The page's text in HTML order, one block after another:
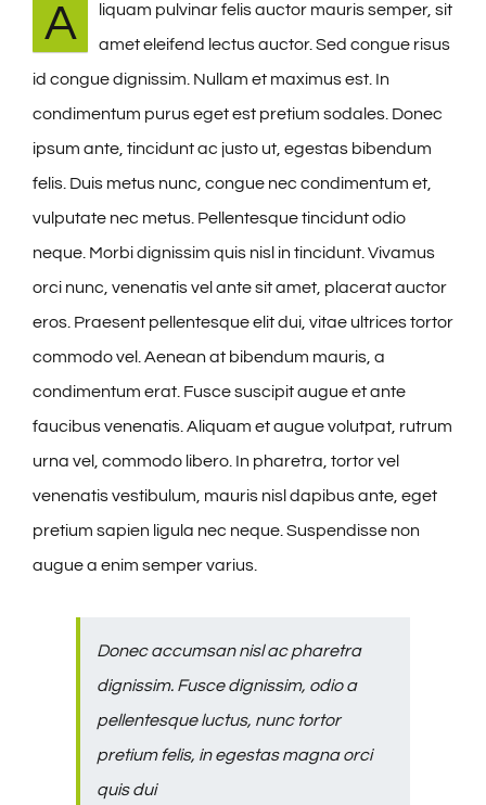
A
liquam pulvinar felis auctor mauris semper, sit
amet eleifend lectus auctor. Sed congue risus
id congue dignissim. Nullam et maximus est. In
condimentum purus eget est pretium sodales. Donec
ipsum ante, tincidunt ac justo ut, egestas bibendum
felis. Duis metus nunc, congue nec condimentum et,
vulputate nec metus. Pellentesque tincidunt odio
neque. Morbi dignissim quis nisl in tincidunt. Vivamus
orci nunc, venenatis vel ante sit amet, placerat auctor
eros. Praesent pellentesque elit dui, vitae ultrices tortor
commodo vel. Aenean at bibendum mauris, a
condimentum erat. Fusce suscipit augue et ante
faucibus venenatis. Aliquam et augue volutpat, rutrum
urna vel, commodo libero. In pharetra, tortor vel
venenatis vestibulum, mauris nisl dapibus ante, eget
pretium sapien ligula nec neque. Suspendisse non
augue a enim semper varius.
Donec accumsan nisl ac pharetra
dignissim. Fusce dignissim, odio a
pellentesque luctus, nunc tortor
pretium felis, in egestas magna orci
quis dui